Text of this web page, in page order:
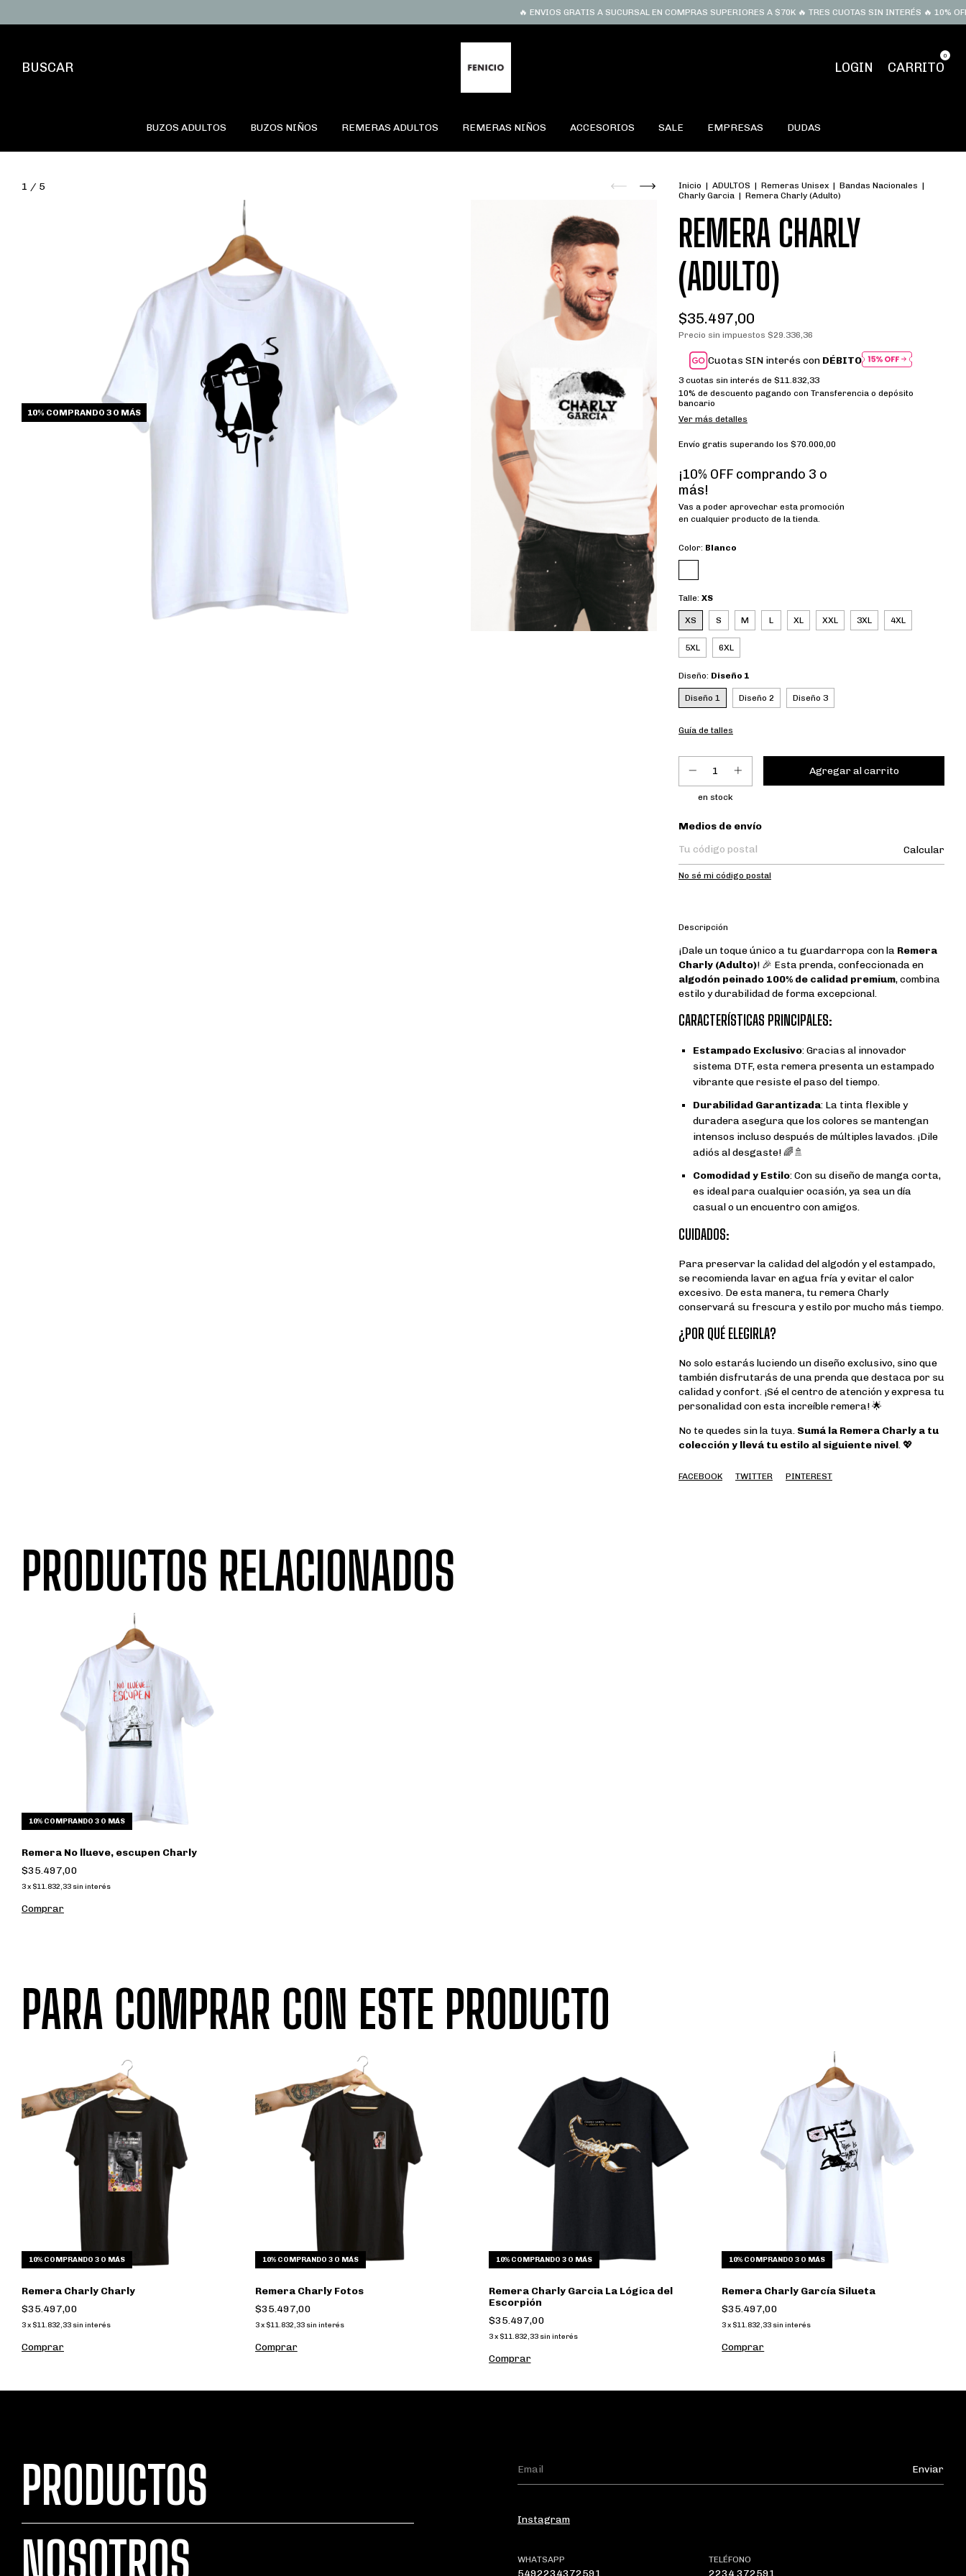
🔥 ENVIOS GRATIS A SUCURSAL EN COMPRAS SUPERIORES A $70K 🔥 TRES CUOTAS SIN INTERÉS 🔥 10% OFF
BUSCAR LOGIN CARRITO
0
BUZOS ADULTOS BUZOS NIÑOS REMERAS ADULTOS REMERAS NIÑOS ACCESORIOS SALE EMPRESAS DUDAS
1 / 5
10% COMPRANDO 3 O MÁS
Inicio | ADULTOS | Remeras Unisex | Bandas Nacionales |
Charly Garcia | Remera Charly (Adulto)
REMERA CHARLY
(ADULTO)
$35.497,00
Precio sin impuestos $29.336,36
Cuotas SIN interés con DÉBITO
3 cuotas sin interés de $11.832,33
10% de descuento pagando con Transferencia o depósito
bancario
Ver más detalles
Envío gratis superando los $70.000,00
¡10% OFF comprando 3 o
más!
Vas a poder aprovechar esta promoción
en cualquier producto de la tienda.
Color: Blanco
Talle: XS
XS S M L XL XXL 3XL 4XL
5XL 6XL
Diseño: Diseño 1
Diseño 1 Diseño 2 Diseño 3
Guía de talles
en stock
Entregas para el CP:
Medios de envío
Calcular
No sé mi código postal
Descripción
¡Dale un toque único a tu guardarropa con la Remera
Charly (Adulto)! 🎉 Esta prenda, confeccionada en
algodón peinado 100% de calidad premium, combina
estilo y durabilidad de forma excepcional.
CARACTERÍSTICAS PRINCIPALES:
Estampado Exclusivo: Gracias al innovador
sistema DTF, esta remera presenta un estampado
vibrante que resiste el paso del tiempo.
Durabilidad Garantizada: La tinta flexible y
duradera asegura que los colores se mantengan
intensos incluso después de múltiples lavados. ¡Dile
adiós al desgaste! 🌈🚿
Comodidad y Estilo: Con su diseño de manga corta,
es ideal para cualquier ocasión, ya sea un día
casual o un encuentro con amigos.
CUIDADOS:
Para preservar la calidad del algodón y el estampado,
se recomienda lavar en agua fría y evitar el calor
excesivo. De esta manera, tu remera Charly
conservará su frescura y estilo por mucho más tiempo.
¿POR QUÉ ELEGIRLA?
No solo estarás luciendo un diseño exclusivo, sino que
también disfrutarás de una prenda que destaca por su
calidad y confort. ¡Sé el centro de atención y expresa tu
personalidad con esta increíble remera! 🌟
No te quedes sin la tuya. Sumá la Remera Charly a tu
colección y llevá tu estilo al siguiente nivel. 💖
FACEBOOK TWITTER PINTEREST
PRODUCTOS RELACIONADOS
10% COMPRANDO 3 O MÁS
Remera No llueve, escupen Charly
$35.497,00
3x $11.832,33 sin interés
Comprar
PARA COMPRAR CON ESTE PRODUCTO
10% COMPRANDO 3 O MÁS
Remera Charly Charly
$35.497,00
3x $11.832,33 sin interés
Comprar
10% COMPRANDO 3 O MÁS
Remera Charly Fotos
$35.497,00
3x $11.832,33 sin interés
Comprar
10% COMPRANDO 3 O MÁS
Remera Charly Garcia La Lógica del
Escorpión
$35.497,00
3 x $11.832,33 sin interés
Comprar
10% COMPRANDO 3 O MÁS
Remera Charly García Silueta
$35.497,00
3x $11.832,33 sin interés
Comprar
PRODUCTOS
NOSOTROS
Instagram
WHATSAPP
5492234372591
TELÉFONO
2234 372591